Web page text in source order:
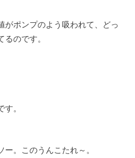
がポンプのよう吸われて、どっ
のです。
す。
。このうんこたれ～。